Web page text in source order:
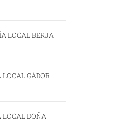
LOCAL BERJA
GÁDOR
LOCAL DOÑA